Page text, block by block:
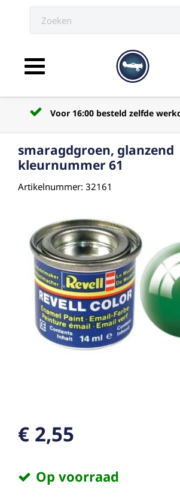
Toggle navigation
Voor 16:00 besteld zelfde
smaragdgroen, glanzend
kleurnummer 61
Artikelnummer: 32161
€ 2,55
Op voorraad